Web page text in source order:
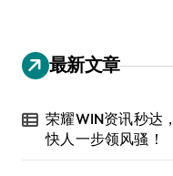
最新文章
荣耀WIN资讯秒达
快人一步领风骚！